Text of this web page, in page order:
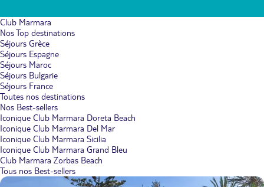
Club Marmara
Nos Top destinations
Séjours Grèce
Séjours Espagne
Séjours Maroc
Séjours Bulgarie
Séjours France
Toutes nos destinations
Nos Best-sellers
Iconique Club Marmara Doreta Beach
Iconique Club Marmara Del Mar
Iconique Club Marmara Sicilia
Iconique Club Marmara Grand Bleu
Club Marmara Zorbas Beach
Tous nos Best-sellers